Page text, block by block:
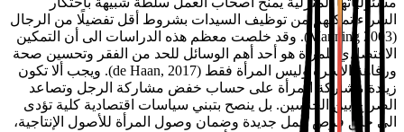
الشراء تمكنهم من توظيف السيدات بشروط أقل تفضيلًا من الرجال
(Manning 2003). وقد خلصت معظم هذه الدراسات الى أن التمكين
الاقتصادي للمرأة هو أحد أهم الوسائل للحد من الفقر وتحسين صحة
ورفاهة الاسرة وليس المرأة فقط (de Haan, 2017). ويجب ألا تكون
زيادة مشاركة المرأة على حساب خفض مشاركة الرجل وتصاعد
الصراع بين الجنسين. بل ينصح بتبني سياسات اقتصادية كلية تؤدى
الى خلق فرص عمل جديدة وضمان وصول المرأة للأصول الإنتاجية،